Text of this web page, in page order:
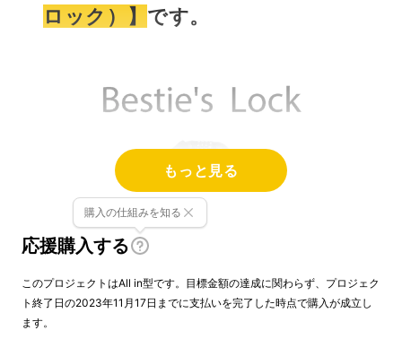
ロック）】 です。
もっと見る
応援購入する
購入の仕組みを知る
このプロジェクトはAll in型です。目標金額の達成に関わらず、プロジェク
ト終了日の2023年11月17日までに支払いを完了した時点で購入が成立し
ます。